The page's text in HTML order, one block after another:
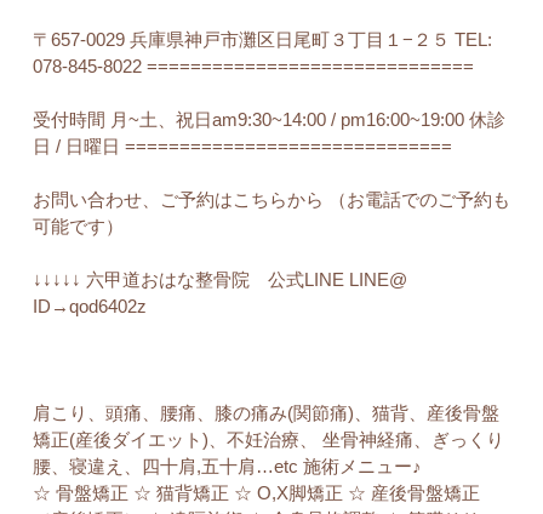
〒657-0029 兵庫県神戸市灘区日尾町３丁目１−２５ TEL:
078-845-8022 ==============================
受付時間 月~土、祝日am9:30~14:00 / pm16:00~19:00 休診
日 / 日曜日 ==============================
お問い合わせ、ご予約はこちらから （お電話でのご予約も
可能です）
↓↓↓↓↓ 六甲道おはな整骨院 公式LINE LINE@
ID→qod6402z
肩こり、頭痛、腰痛、膝の痛み(関節痛)、猫背、産後骨盤
矯正(産後ダイエット)、不妊治療、 坐骨神経痛、ぎっくり
腰、寝違え、四十肩,五十肩…etc 施術メニュー♪
☆ 骨盤矯正 ☆ 猫背矯正 ☆ O,X脚矯正 ☆ 産後骨盤矯正